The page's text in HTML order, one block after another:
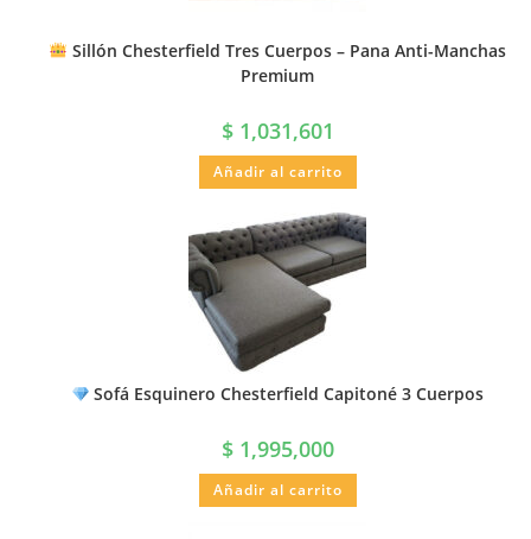
Sillón Chesterfield Tres Cuerpos – Pana Anti-Manchas
Premium
$1,031,601
Añadir al carrito
Sofá Esquinero Chesterfield Capitoné 3 Cuerpos
$1,995,000
Añadir al carrito